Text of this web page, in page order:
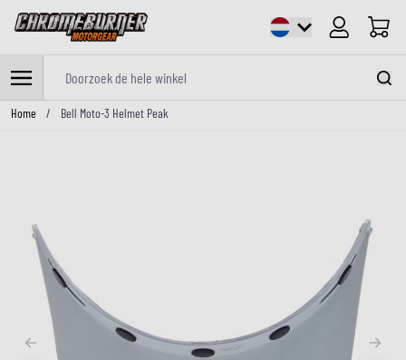
Cart
Ga naar de inhoud
Home / Bell Moto-3 Helmet Peak